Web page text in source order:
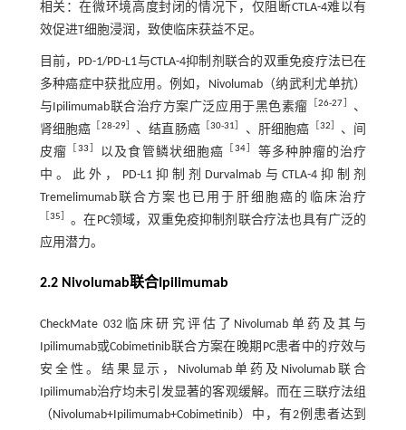
相关：在微环境高度封闭的情况下，仅阻断CTLA-4难以有
效促进T细胞浸润，致使临床获益不足。
目前，PD-1/PD-L1与CTLA-4抑制剂联合的双重免疫疗法已在
多种癌症中获批应用。例如，Nivolumab（纳武利尤单抗）
与Ipilimumab联合治疗方案广泛应用于黑色素瘤
［26-27
、
肾细胞癌
28-29］ 、结直肠癌 ［30-31 、肝细胞癌 32
、间
皮瘤
33 以及食管鳞状细胞癌 ［34
等多种肿瘤的治疗
中。此外，PD-L1抑制剂Durvalmab与CTLA-4抑制剂
Tremelimumab联合方案也已用于肝细胞癌的临床治疗
35
。在PC领域，双重免疫抑制剂联合疗法也具有广泛的
应用潜力。
2.2 Nivolumab联合Ipilimumab
CheckMate 032临床研究评估了Nivolumab单药及其与
Ipilimumab或Cobimetinib联合方案在晚期PC患者中的疗效与
安全性。结果显示，Nivolumab单药及Nivolumab联合
Ipilimumab治疗均未引发显著的客观缓解。而在三联疗法组
（Nivolumab+Ipilimumab+Cobimetinib）中，有2例患者达到